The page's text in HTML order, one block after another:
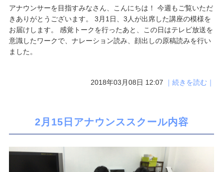
アナウンサーを目指すみなさん、こんにちは！ 今週もご覧いただ
きありがとうございます。 3月1日、3人が出席した講座の模様を
お届けします。 感覚トークを行ったあと、この日はテレビ放送を
意識したワークで、ナレーション読み、顔出しの原稿読みを行い
ました。
2018年03月08日 12:07 ｜続きを読む｜
2月15日アナウンススクール内容